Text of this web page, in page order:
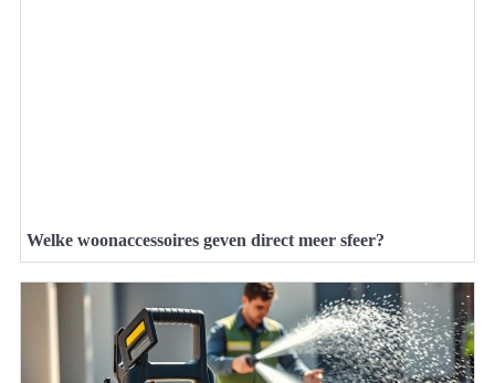
Welke woonaccessoires geven direct meer sfeer?